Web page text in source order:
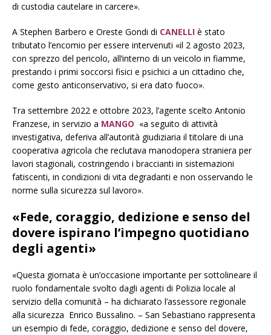
di custodia cautelare in carcere».
A Stephen Barbero e Oreste Gondi di CANELLI è stato
tributato l’encomio per essere intervenuti «il 2 agosto 2023,
con sprezzo del pericolo, all’interno di un veicolo in fiamme,
prestando i primi soccorsi fisici e psichici a un cittadino che,
come gesto anticonservativo, si era dato fuoco».
Tra settembre 2022 e ottobre 2023, l’agente scelto Antonio
Franzese, in servizio a MANGO «a seguito di attività
investigativa, deferiva all’autorità giudiziaria il titolare di una
cooperativa agricola che reclutava manodopera straniera per
lavori stagionali, costringendo i braccianti in sistemazioni
fatiscenti, in condizioni di vita degradanti e non osservando le
norme sulla sicurezza sul lavoro».
«Fede, coraggio, dedizione e senso del
dovere ispirano l’impegno quotidiano
degli agenti»
«Questa giornata è un’occasione importante per sottolineare il
ruolo fondamentale svolto dagli agenti di Polizia locale al
servizio della comunità – ha dichiarato l’assessore regionale
alla sicurezza Enrico Bussalino. – San Sebastiano rappresenta
un esempio di fede, coraggio, dedizione e senso del dovere,